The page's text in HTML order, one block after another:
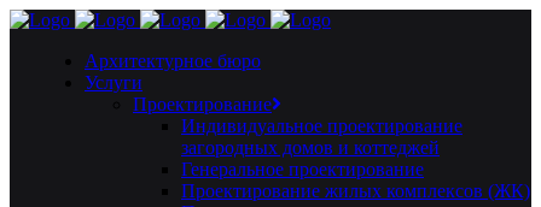
Архитектурное бюро
Услуги
Проектирование
Индивидуальное проектирование
загородных домов и коттеджей
Генеральное проектирование
Проектирование жилых комплексов (ЖК)